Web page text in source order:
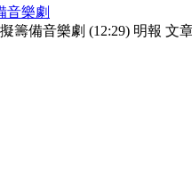
音樂劇
籌備音樂劇 (12:29) 明報 文